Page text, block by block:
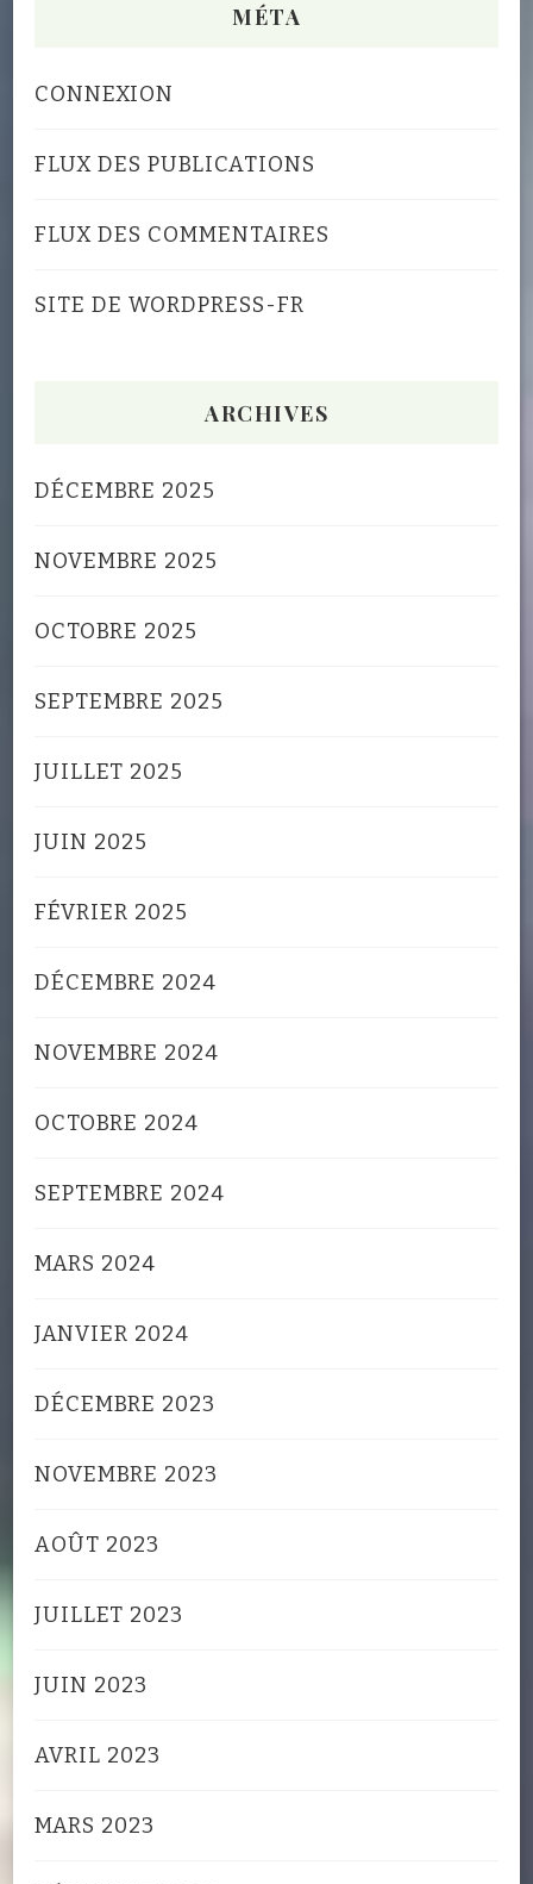
MÉTA
CONNEXION
FLUX DES PUBLICATIONS
FLUX DES COMMENTAIRES
SITE DE WORDPRESS-FR
ARCHIVES
DÉCEMBRE 2025
NOVEMBRE 2025
OCTOBRE 2025
SEPTEMBRE 2025
JUILLET 2025
JUIN 2025
FÉVRIER 2025
DÉCEMBRE 2024
NOVEMBRE 2024
OCTOBRE 2024
SEPTEMBRE 2024
MARS 2024
JANVIER 2024
DÉCEMBRE 2023
NOVEMBRE 2023
AOÛT 2023
JUILLET 2023
JUIN 2023
AVRIL 2023
MARS 2023